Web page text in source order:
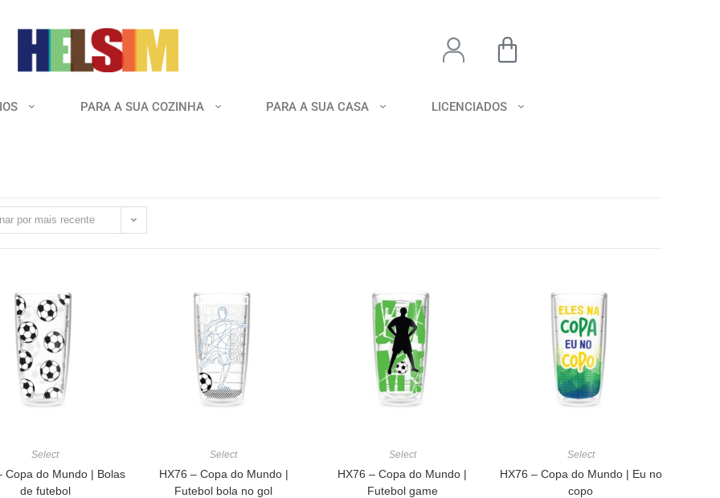
PARA A SUA COZINHA PARA A SUA CASA LICENCIADOS
por mais recente
Select
Copa do Mundo | Bolas
de futebol
Select
HX76 – Copa do Mundo |
Futebol bola no gol
Select
HX76 – Copa do Mundo |
Futebol game
Select
HX76 – Copa do Mundo | Eu no
copo